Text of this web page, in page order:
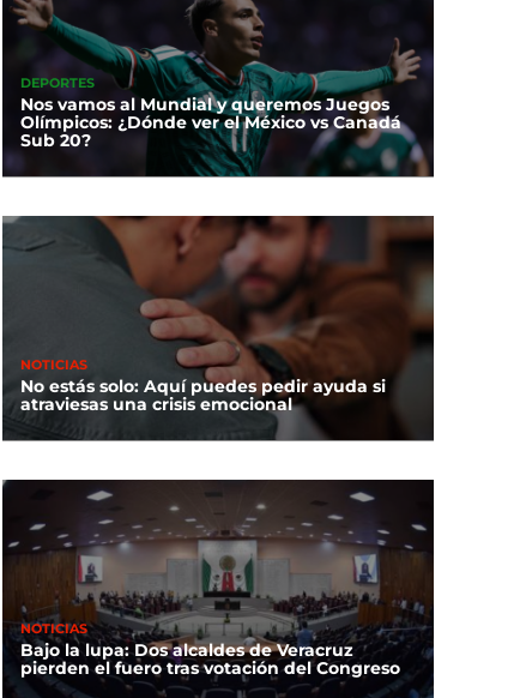
DEPORTES
Nos vamos al Mundial y queremos Juegos
Olímpicos: ¿Dónde ver el México vs Canadá
Sub 20?
NOTICIAS
No estás solo: Aquí puedes pedir ayuda si
atraviesas una crisis emocional
NOTICIAS
Bajo la lupa: Dos alcaldes de Veracruz
pierden el fuero tras votación del Congreso